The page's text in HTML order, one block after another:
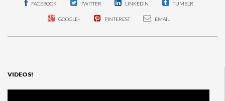
FACEBOOK TWITTER LINKEDIN TUMBLR
GOOGLE+ PINTEREST EMAIL
VIDEOS!